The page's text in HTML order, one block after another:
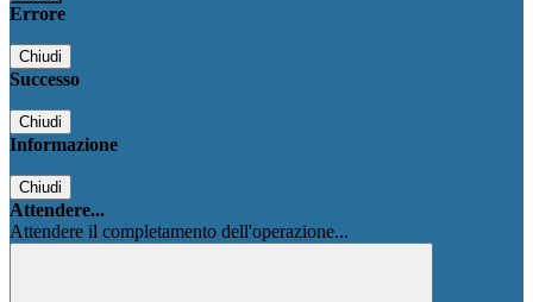
Errore
Chiudi
Successo
Chiudi
Informazione
Chiudi
Attendere...
Attendere il completamento dell'operazione...